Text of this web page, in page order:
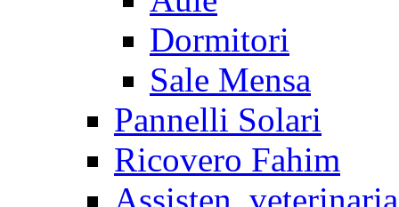
Dormitori
Sale Mensa
Pannelli Solari
Ricovero Fahim